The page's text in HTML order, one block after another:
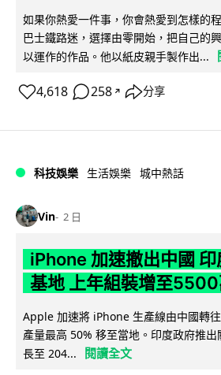
如果你熱愛一件事，你會熱愛到怎樣的
巴士鐵路迷，選擇由零開始，把自己的
以運作的作品。他以紙皮親手製作出...
4,618 258 ↗ 分享
科技娛樂 生活娛樂 城中熱話
Vin 2 日
iPhone 加速撤出中國
基地 上年組裝增至
Apple 加速將 iPhone 生產線由中國轉
產量最高 50% 移至當地。印度政府推
長至 204...
閱讀全文